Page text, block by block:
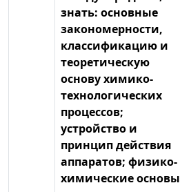
знать: основные
закономерности,
классификацию и
теоретическую
основу химико-
технологических
процессов;
устройство и
принцип действия
аппаратов; физико-
химические основы